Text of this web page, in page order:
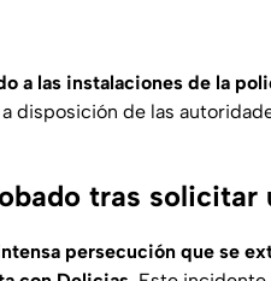
a las instalaciones de la
disposición de las
tras solicitar
persecución que se